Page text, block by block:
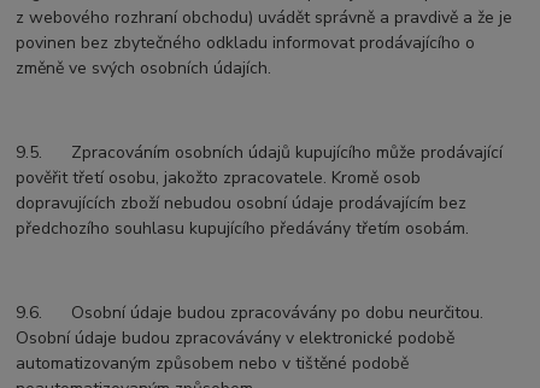
z webového rozhraní obchodu) uvádět správně a pravdivě a že je
povinen bez zbytečného odkladu informovat prodávajícího o
změně ve svých osobních údajích.
9.5. Zpracováním osobních údajů kupujícího může prodávající
pověřit třetí osobu, jakožto zpracovatele. Kromě osob
dopravujících zboží nebudou osobní údaje prodávajícím bez
předchozího souhlasu kupujícího předávány třetím osobám.
9.6. Osobní údaje budou zpracovávány po dobu neurčitou.
Osobní údaje budou zpracovávány v elektronické podobě
automatizovaným způsobem nebo v tištěné podobě